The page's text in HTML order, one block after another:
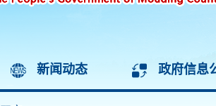
新闻动态 政府信息